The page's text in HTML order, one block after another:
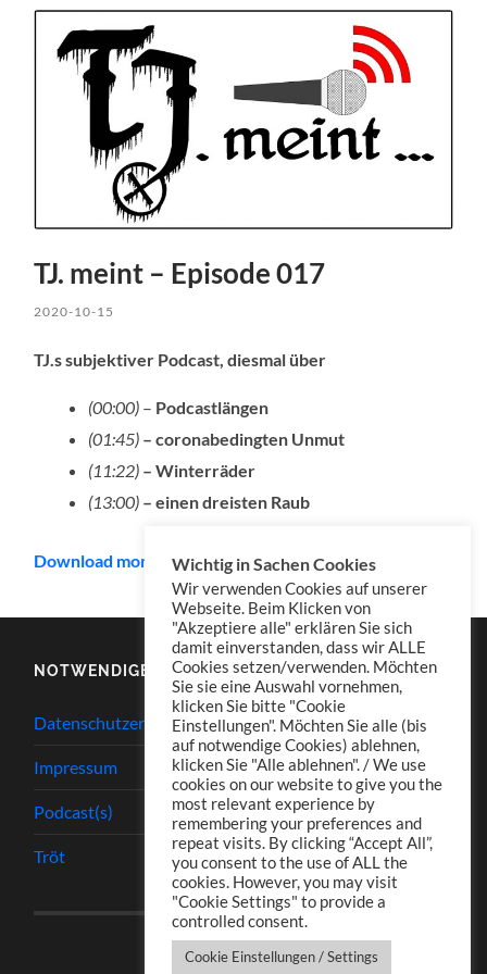
TJ. meint – Episode 017
2020-10-15
TJ.s subjektiver Podcast, diesmal über
(00:00) – Podcastlängen
(01:45) – coronabedingten Unmut
(11:22) – Winterräder
(13:00) – einen dreisten Raub
Download mono
NOTWENDIGES
Datenschutzerklärung
Impressum
Podcast(s)
Tröt
Wichtig in Sachen Cookies
Wir verwenden Cookies auf unserer
Webseite. Beim Klicken von
"Akzeptiere alle" erklären Sie sich
damit einverstanden, dass wir ALLE
Cookies setzen/verwenden. Möchten
Sie sie eine Auswahl vornehmen,
klicken Sie bitte "Cookie
Einstellungen". Möchten Sie alle (bis
auf notwendige Cookies) ablehnen,
klicken Sie "Alle ablehnen". / We use
cookies on our website to give you the
most relevant experience by
remembering your preferences and
repeat visits. By clicking “Accept All”,
you consent to the use of ALL the
cookies. However, you may visit
"Cookie Settings" to provide a
controlled consent.
Cookie Einstellungen / Settings